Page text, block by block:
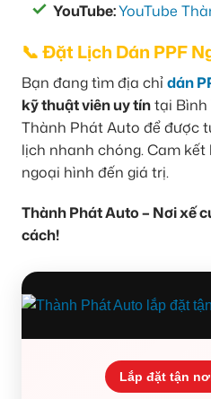
YouTube:YouTube
📞 Đặt Lịch Dán PPF
Bạn đang tìm địa chỉdán
kỹ thuật viên uy tíntại Bình
Thành Phát Auto để được
lịch nhanh chóng. Cam
ngoại hình đến giá trị.
Thành Phát Auto – Nơi xế
cách!
Lắp đặt tận